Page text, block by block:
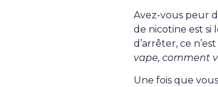
Avez-vous peur
de nicotine est si
d’arrêter, ce
vape, comment
Une fois que